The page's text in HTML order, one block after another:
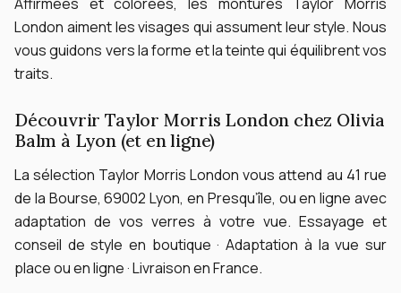
London aiment les visages qui assument leur style. Nous
vous guidons vers la forme et la teinte qui équilibrent vos
traits.
Découvrir Taylor Morris London chez Olivia
Balm à Lyon (et en ligne)
La sélection Taylor Morris London vous attend au 41 rue
de la Bourse, 69002 Lyon, en Presqu’île, ou en ligne avec
adaptation de vos verres à votre vue. Essayage et
conseil de style en boutique · Adaptation à la vue sur
place ou en ligne · Livraison en France.